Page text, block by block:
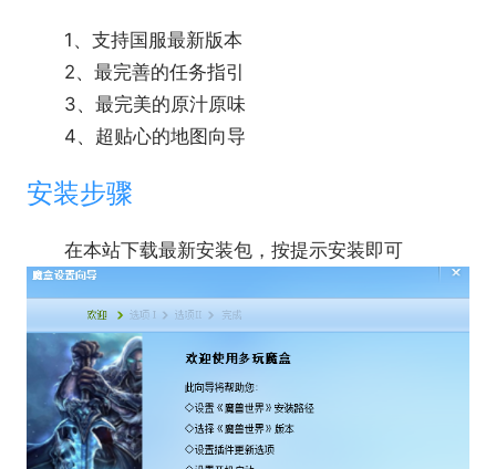
1、支持国服最新版本
2、最完善的任务指引
3、最完美的原汁原味
4、超贴心的地图向导
安装步骤
在本站下载最新安装包，按提示安装即可